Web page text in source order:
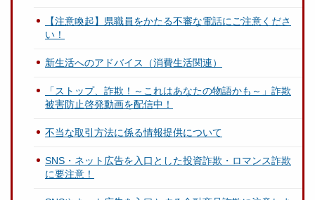
【注意喚起】県職員をかたる不審な電話にご注意くださ
い！
新生活へのアドバイス（消費生活関連）
「ストップ、詐欺！～これはあなたの物語かも～」詐欺
被害防止啓発動画を配信中！
不当な取引方法に係る情報提供について
SNS・ネット広告を入口とした投資詐欺・ロマンス詐欺
に要注意！